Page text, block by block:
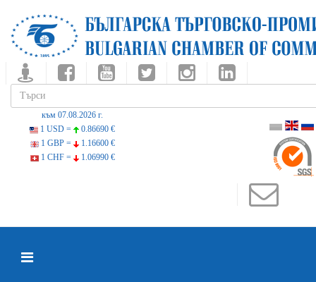
към 07.08.2026 г.
1 USD =
0.86690 €
1 GBP =
1.16600 €
1 CHF =
1.06990 €